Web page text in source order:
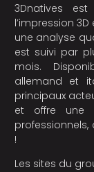
3Dnatives
l’impression
une analyse
est suivi par
mois.
allemand et
principaux
et offre une
professionnels,
!
Les sites du